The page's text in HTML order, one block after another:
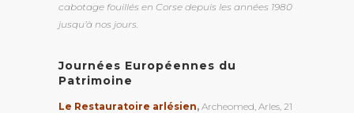
cabotage fouillés en Corse depuis les années 1980
jusqu’à nos jours.
Journées Européennes du
Patrimoine
Le Restauratoire arlésien, Archeomed, Arles, 21